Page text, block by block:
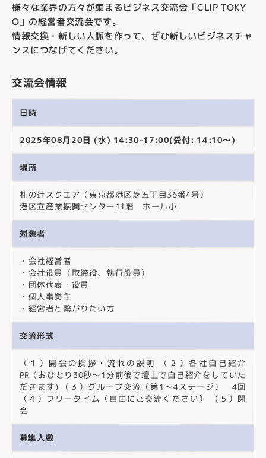
様々な業界の方々が集まるビジネス交流会「CLIP TOKY
O」の経営者交流会です。
情報交換・新しい人脈を作って、ぜひ新しいビジネスチャ
ンスにつなげてください。
交流会情報
日時
2025年08月20日 (水) 14:30-17:00(受付: 14:10～)
場所
札の辻スクエア（東京都港区芝五丁目36番4号）
港区立産業振興センター11階 ホール小
対象者
・会社経営者
・会社役員（取締役、執行役員）
・団体代表・役員
・個人事業主
・経営者と繋がりたい方
交流形式
（１）開会の挨拶・流れの説明 （２）各社自己紹介
PR（おひとり30秒〜1分前後で壇上で自己紹介をしていた
だきます) （３）グループ交流（第1〜4ステージ） 4回
（４）フリータイム（自由にご交流ください） （５）閉
会
募集人数